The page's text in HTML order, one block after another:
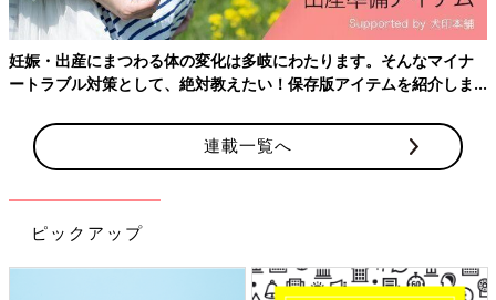
妊娠・出産にまつわる体の変化は多岐にわたります。そんなマイナ
ートラブル対策として、絶対教えたい！保存版アイテムを紹介しま
連載一覧へ
ピックアップ